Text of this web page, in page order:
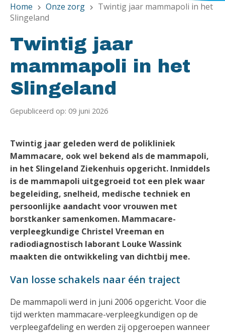
Home chevron_right Onze zorg chevron_right
Twintig jaar mammapoli in het
Slingeland
Twintig jaar
mammapoli in het
Slingeland
Gepubliceerd op: 09 juni 2026
Twintig jaar geleden werd de polikliniek
Mammacare, ook wel bekend als de mammapoli,
in het Slingeland Ziekenhuis opgericht. Inmiddels
is de mammapoli uitgegroeid tot een plek waar
begeleiding, snelheid, medische techniek en
persoonlijke aandacht voor vrouwen met
borstkanker samenkomen. Mammacare-
verpleegkundige Christel Vreeman en
radiodiagnostisch laborant Louke Wassink
maakten die ontwikkeling van dichtbij mee.
Van losse schakels naar één traject
De mammapoli werd in juni 2006 opgericht. Voor die
tijd werkten mammacare-verpleegkundigen op de
verpleegafdeling en werden zij opgeroepen wanneer